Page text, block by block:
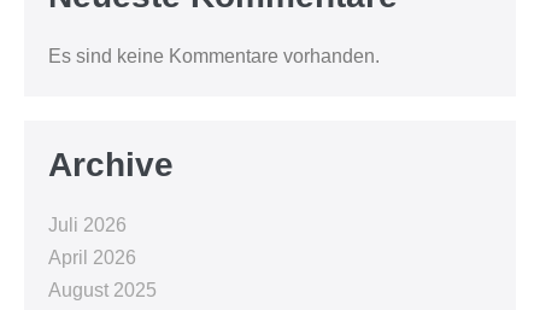
Es sind keine Kommentare vorhanden.
Archive
Juli 2026
April 2026
August 2025